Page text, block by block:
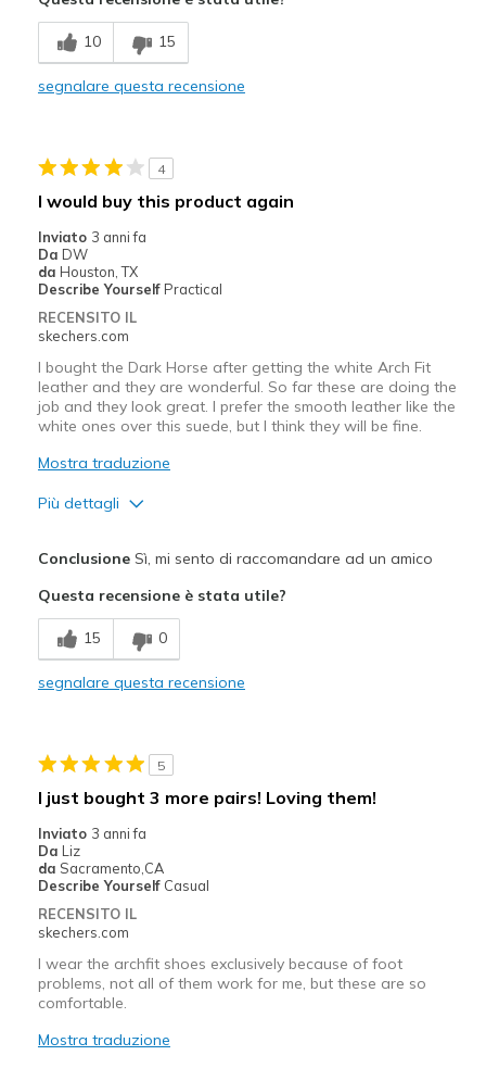
Migliori Utilizzi:
Casual Wear
View On Shoes
Shoes are for Wearing
10 15
segnalare questa recensione
4
I would buy this product again
Inviato 3 anni fa
Da DW
da Houston, TX
Describe Yourself Practical
RECENSITO IL
skechers.com
I bought the Dark Horse after getting the white Arch Fit
leather and they are wonderful. So far these are doing the
job and they look great. I prefer the smooth leather like the
white ones over this suede, but I think they will be fine.
Mostra traduzione
Più dettagli
Comfortable
Stylish
Travel
Width
Sizing
View On Shoes
Shoes are for Wearing
ConclusioneSì, mi sento di raccomandare ad un amico
Questa recensione è stata utile?
15 0
segnalare questa recensione
5
I just bought 3 more pairs! Loving them!
Inviato 3 anni fa
Da Liz
da Sacramento,CA
Describe Yourself Casual
RECENSITO IL
skechers.com
I wear the archfit shoes exclusively because of foot
problems, not all of them work for me, but these are so
comfortable.
Mostra traduzione